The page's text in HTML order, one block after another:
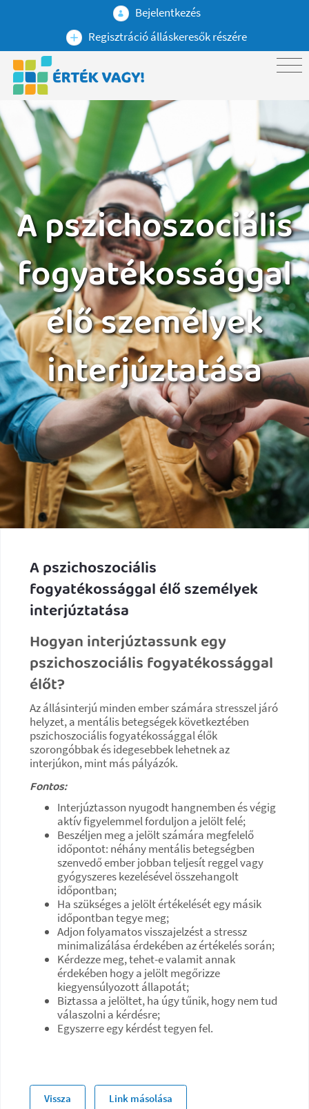
Bejelentkezés
Regisztráció álláskeresők részére
A pszichoszociális
fogyatékossággal
élő személyek
interjúztatása
A pszichoszociális
fogyatékossággal élő személyek
interjúztatása
Hogyan interjúztassunk egy
pszichoszociális fogyatékossággal
élőt?
Az állásinterjú minden ember számára stresszel járó
helyzet, a mentális betegségek következtében
pszichoszociális fogyatékossággal élők
szorongóbbak és idegesebbek lehetnek az
interjúkon, mint más pályázók.
Fontos:
Interjúztasson nyugodt hangnemben és végig
aktív figyelemmel forduljon a jelölt felé;
Beszéljen meg a jelölt számára megfelelő
időpontot: néhány mentális betegségben
szenvedő ember jobban teljesít reggel vagy
gyógyszeres kezelésével összehangolt
időpontban;
Ha szükséges a jelölt értékelését egy másik
időpontban tegye meg;
Adjon folyamatos visszajelzést a stressz
minimalizálása érdekében az értékelés során;
Kérdezze meg, tehet-e valamit annak
érdekében hogy a jelölt megőrizze
kiegyensúlyozott állapotát;
Biztassa a jelöltet, ha úgy tűnik, hogy nem tud
válaszolni a kérdésre;
Egyszerre egy kérdést tegyen fel.
Vissza Link másolása